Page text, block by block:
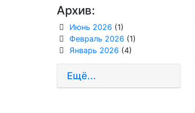
Архив:
Июнь 2026 (1)
Февраль 2026 (1)
Январь 2026 (4)
Ещё...